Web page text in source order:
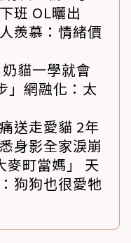
班 OL曬出
羨慕：情緒價
貓一學就會
」網融化：太
送走愛貓 2年
身影全家淚崩
麥町當媽」 天
狗狗也很愛牠